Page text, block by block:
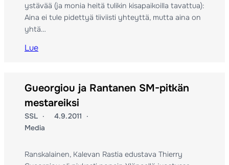
ystävää (ja monia heitä tulikin kisapaikoilla tavattua):
Aina ei tule pidettyä tiiviisti yhteyttä, mutta aina on
yhtä…
Lue
Gueorgiou ja Rantanen SM-pitkän
mestareiksi
SSL
4.9.2011
Media
Ranskalainen, Kalevan Rastia edustava Thierry